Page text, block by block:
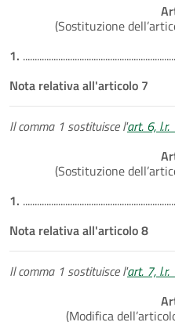
(Sostituzione
1.
Nota relativa all'articolo 7
Il comma 1 sostituisce l'art. 6,
(Sostituzione
1.
Nota relativa all'articolo 8
Il comma 1 sostituisce l'art. 7,
(Modifica